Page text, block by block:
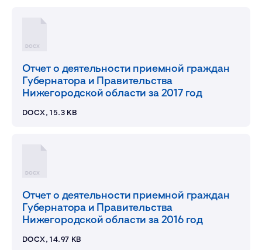
DOCX
Отчет о деятельности приемной граждан
Губернатора и Правительства
Нижегородской области за 2017 год
DOCX, 15.3 KB
DOCX
Отчет о деятельности приемной граждан
Губернатора и Правительства
Нижегородской области за 2016 год
DOCX, 14.97 KB